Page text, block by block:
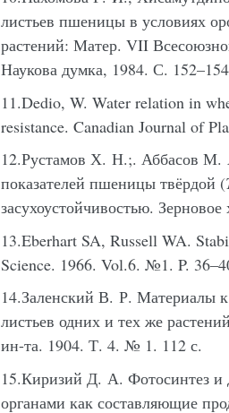
листьев пшеницы в условиях
растений: Матер. VII
Наукова думка, 1984. С.
11.Dedio, W. Water relation in
resistance. Canadian Journal of
12.Рустамов Х. Н.;. Аббасов
показателей пшеницы твёрдой (
засухоустойчивостью.
13.Eberhart SA, Russell WA.
Science. 1966. Vol.6. №1. P.
14.Заленский В. Р. Материалы к
листьев одних и тех же
ин-та. 1904. Т. 4. № 1. 112 с.
15.Киризий Д. А. Фотосинтез
органами как составляющие